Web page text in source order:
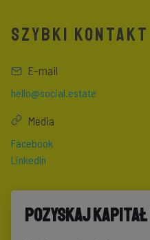
Pozyskaj
SZYBKI KONTAKT
E-mail
hello@social.estate
Media
Facebook
LinkedIn